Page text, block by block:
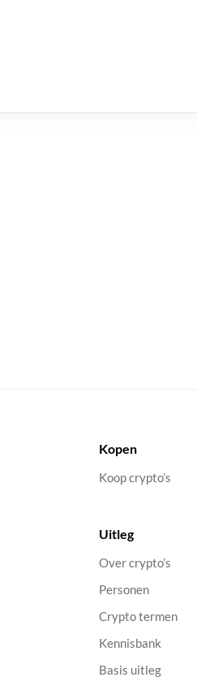
Kopen
Koop crypto’s
Uitleg
Over crypto’s
Personen
Crypto termen
Kennisbank
Basis uitleg